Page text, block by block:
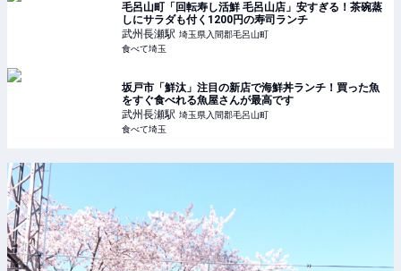
毛呂山町「回転寿し活鮮 毛呂山店」安すぎる！茶碗蒸
しにサラダも付く1200円の寿司ランチ
武州長瀬駅 埼玉県入間郡毛呂山町
食べて埼玉
坂戸市「鮮汰」注目の新店で海鮮丼ランチ！買った魚
をすぐ食べれる魚屋さんが最高です
武州長瀬駅 埼玉県入間郡毛呂山町
食べて埼玉